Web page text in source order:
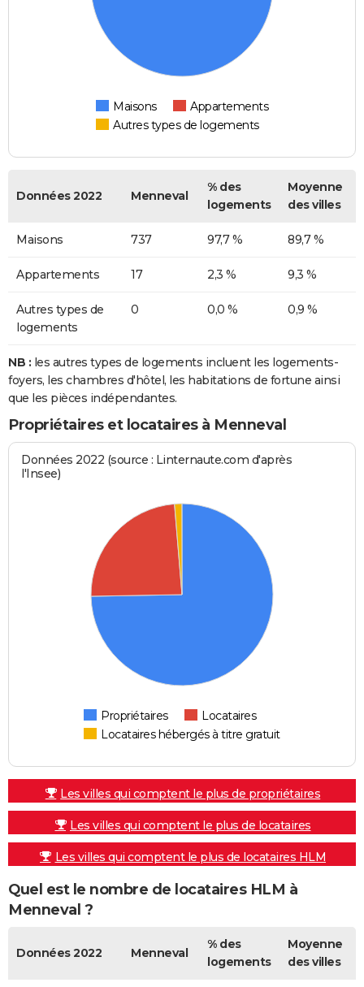
Maisons
Appartements
Autres types de logements
Données 2022 Menneval
% des
logements
Moyenne
des villes
Maisons 737 97,7 % 89,7 %
Appartements 17 2,3 % 9,3 %
Autres types de
logements
0 0,0 % 0,9 %
NB : les autres types de logements incluent les logements-
foyers, les chambres d'hôtel, les habitations de fortune ainsi
que les pièces indépendantes.
Propriétaires et locataires à Menneval
Données 2022 (source : Linternaute.com d'après
l'Insee)
Propriétaires
Locataires
Locataires hébergés à titre gratuit
Les villes qui comptent le plus de propriétaires
Les villes qui comptent le plus de locataires
Les villes qui comptent le plus de locataires HLM
Quel est le nombre de locataires HLM à
Menneval ?
Données 2022 Menneval
% des
logements
Moyenne
des villes